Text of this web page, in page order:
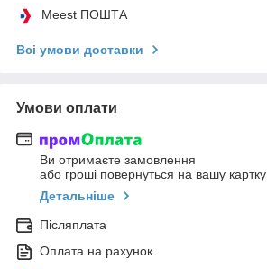
Meest ПОШТА
Всі умови доставки
Умови оплати
Ви отримаєте замовлення
або гроші повернуться на вашу картку
Детальніше
Післяплата
Оплата на рахунок